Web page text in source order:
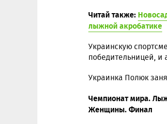
Читай также:
лыжной акробатике
Украинскую
победительницей, и
Украинка Полюк
Чемпионат мира.
Женщины. Финал